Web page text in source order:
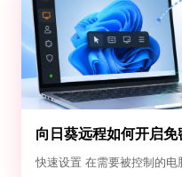
向日葵远程如何开启
设置教程
快速设置 在需要被控制的